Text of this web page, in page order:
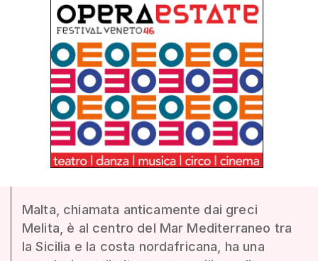
Malta, chiamata anticamente dai greci
Melita, è al centro del Mar Mediterraneo tra
la Sicilia e la costa nordafricana, ha una